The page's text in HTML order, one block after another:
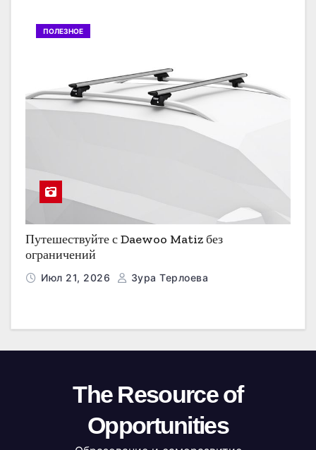
ПОЛЕЗНОЕ
Путешествуйте с Daewoo Matiz без
ограничений
Июл 21, 2026 Зура Терлоева
The Resource of
Opportunities